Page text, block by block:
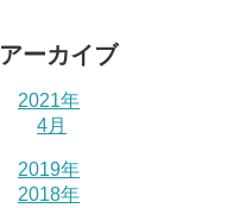
アーカイブ
2021年
4月
2019年
2018年